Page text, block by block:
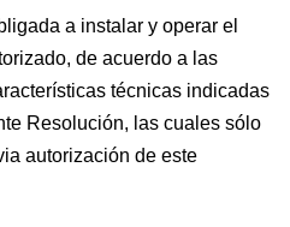
a instalar y operar el
de acuerdo a las
técnicas indicadas
Resolución, las cuales sólo
autorización de este